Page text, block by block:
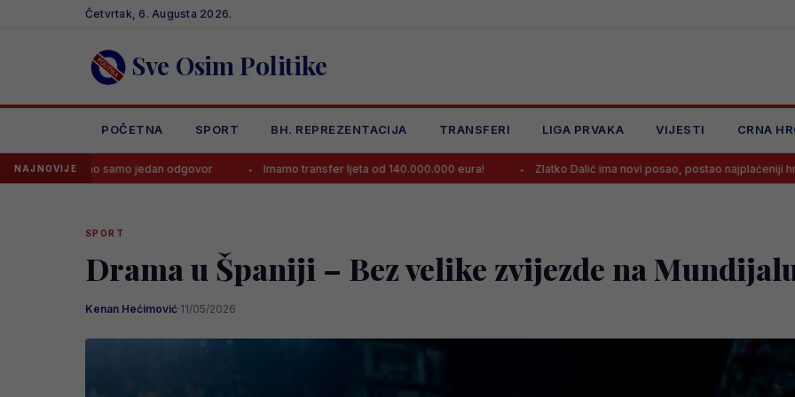
Četvrtak, 6. Augusta 2026.
Sve Osim Politike
POČETNA SPORT BH. REPREZENTACIJA TRANSFERI LIGA PRVAKA VIJESTI CRNA
NAJNOVIJE
samo jedan odgovor Imamo transfer ljeta od 140.000.000 eura! Zlatko Dalić ima novi posao, postao najplaćeniji hrvatski trener
SPORT
Drama u Španiji – Bez velike zvijezde na
Kenan Hećimović·11/05/2026